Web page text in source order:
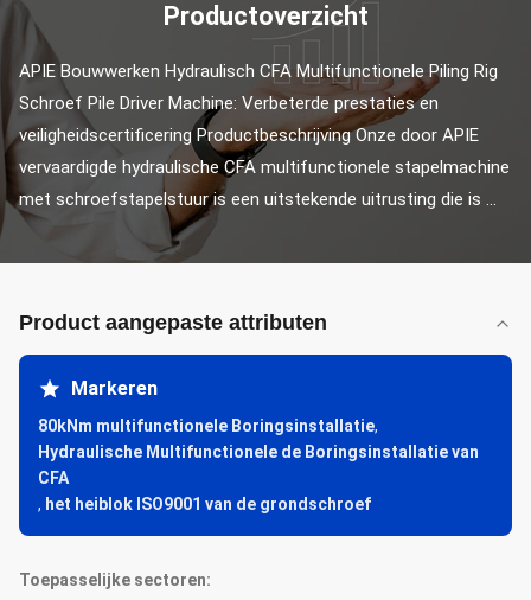
Productoverzicht
APIE Bouwwerken Hydraulisch CFA Multifunctionele Piling Rig
Schroef Pile Driver Machine: Verbeterde prestaties en
veiligheidscertificering Productbeschrijving Onze door APIE
vervaardigde hydraulische CFA multifunctionele stapelmachine
met schroefstapelstuur is een uitstekende uitrusting die is ...
Product aangepaste attributen
Markeren
80kNm multifunctionele Boringsinstallatie,
Hydraulische Multifunctionele de Boringsinstallatie van
CFA
, het heiblok ISO9001 van de grondschroef
Toepasselijke sectoren: